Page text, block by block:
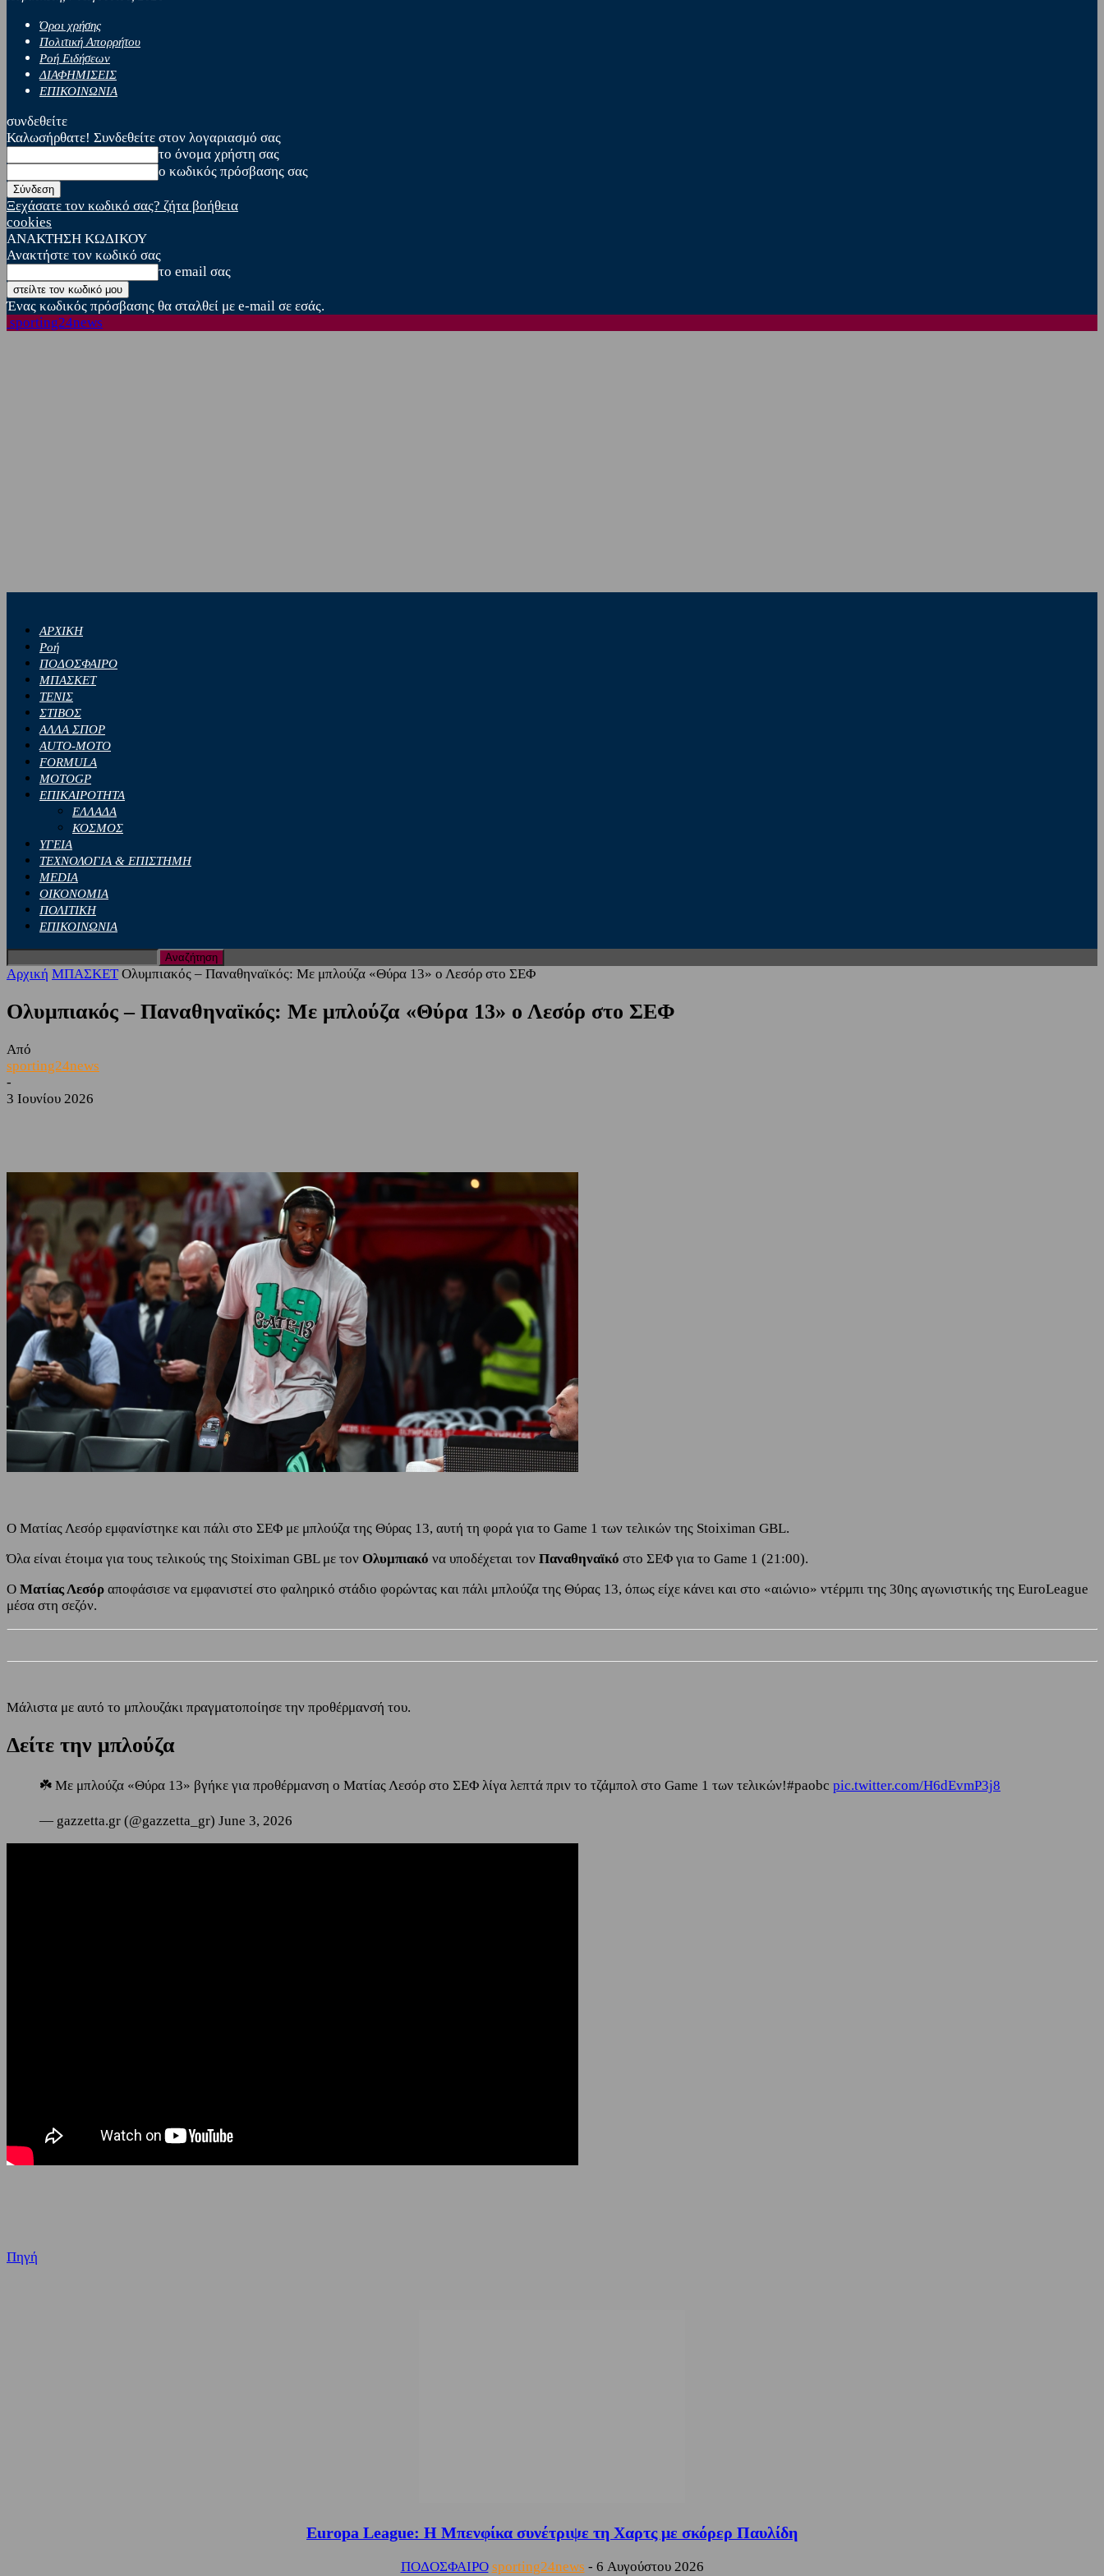
Όροι χρήσης
Πολιτική Απορρήτου
Ροή Ειδήσεων
ΔΙΑΦΗΜΙΣΕΙΣ
ΕΠΙΚΟΙΝΩΝΙΑ
συνδεθείτε
Καλωσήρθατε! Συνδεθείτε στον λογαριασμό σας
το όνομα χρήστη σας
ο κωδικός πρόσβασης σας
Ξεχάσατε τον κωδικό σας? ζήτα βοήθεια
cookies
ΑΝΑΚΤΗΣΗ ΚΩΔΙΚΟΥ
Ανακτήστε τον κωδικό σας
το email σας
Ένας κωδικός πρόσβασης θα σταλθεί με e-mail σε εσάς.
sporting24news
ΑΡΧΙΚΗ
Ροή
ΠΟΔΟΣΦΑΙΡΟ
ΜΠΑΣΚΕΤ
ΤΕΝΙΣ
ΣΤΙΒΟΣ
ΑΛΛΑ ΣΠΟΡ
AUTO-MOTO
FORMULA
MOTOGP
ΕΠΙΚΑΙΡΟΤΗΤΑ
ΕΛΛΑΔΑ
ΚΟΣΜΟΣ
ΥΓΕΙΑ
ΤΕΧΝΟΛΟΓΙΑ & ΕΠΙΣΤΗΜΗ
MEDIA
ΟΙΚΟΝΟΜΙΑ
ΠΟΛΙΤΙΚΗ
ΕΠΙΚΟΙΝΩΝΙΑ
Αρχική ΜΠΑΣΚΕΤ Ολυμπιακός – Παναθηναϊκός: Με μπλούζα «Θύρα 13» ο Λεσόρ στο ΣΕΦ
Ολυμπιακός – Παναθηναϊκός: Με μπλούζα «Θύρα 13» ο Λεσόρ στο ΣΕΦ
Από
sporting24news
-
3 Ιουνίου 2026
Ο Ματίας Λεσόρ εμφανίστηκε και πάλι στο ΣΕΦ με μπλούζα της Θύρας 13, αυτή τη φορά για το Game 1 των τελικών της Stoiximan GBL.
Όλα είναι έτοιμα για τους τελικούς της Stoiximan GBL με τον Ολυμπιακό να υποδέχεται τον Παναθηναϊκό στο ΣΕΦ για το Game 1 (21:00).
Ο Ματίας Λεσόρ αποφάσισε να εμφανιστεί στο φαληρικό στάδιο φορώντας και πάλι μπλούζα της Θύρας 13, όπως είχε κάνει και στο «αιώνιο» ντέρμπι της 30ης αγωνιστικής της EuroLeague
μέσα στη σεζόν.
Μάλιστα με αυτό το μπλουζάκι πραγματοποίησε την προθέρμανσή του.
Δείτε την μπλούζα
☘️ Με μπλούζα «Θύρα 13» βγήκε για προθέρμανση ο Ματίας Λεσόρ στο ΣΕΦ λίγα λεπτά πριν το τζάμπολ στο Game 1 των τελικών!#paobc pic.twitter.com/H6dEvmP3j8
— gazzetta.gr (@gazzetta_gr) June 3, 2026
Πηγή
Europa League: Η Μπενφίκα συνέτριψε τη Χαρτς με σκόρερ Παυλίδη
ΠΟΔΟΣΦΑΙΡΟ sporting24news - 6 Αυγούστου 2026